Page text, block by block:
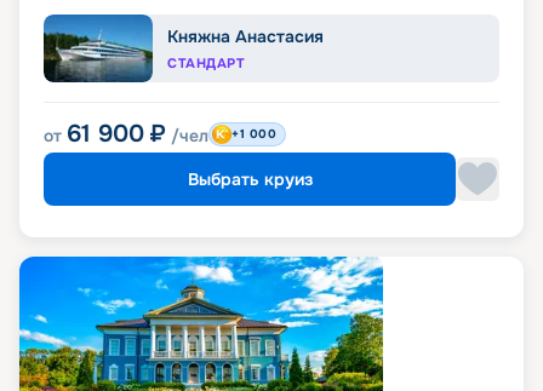
Княжна Анастасия
СТАНДАРТ
от 61 900 ₽ /чел +1 000
Выбрать круиз